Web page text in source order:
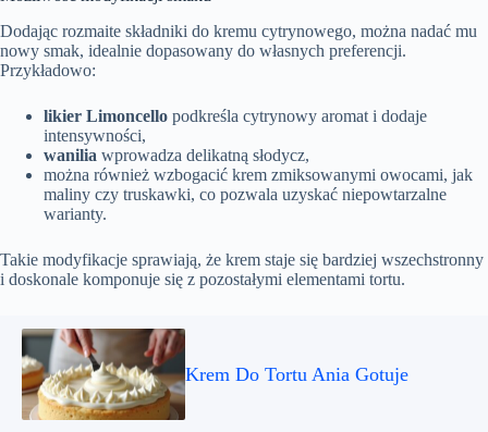
Dodając rozmaite składniki do kremu cytrynowego, można nadać mu
nowy smak, idealnie dopasowany do własnych preferencji.
Przykładowo:
likier Limoncello podkreśla cytrynowy aromat i dodaje
intensywności,
wanilia wprowadza delikatną słodycz,
można również wzbogacić krem zmiksowanymi owocami, jak
maliny czy truskawki, co pozwala uzyskać niepowtarzalne
warianty.
Takie modyfikacje sprawiają, że krem staje się bardziej wszechstronny
i doskonale komponuje się z pozostałymi elementami tortu.
Krem Do Tortu Ania Gotuje